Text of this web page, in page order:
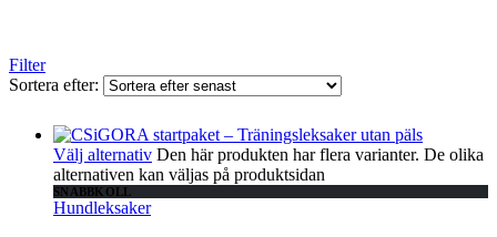
Filter
Sortera efter:
Välj alternativ Den här produkten har flera varianter. De olika
alternativen kan väljas på produktsidan
SNABBKOLL
Hundleksaker